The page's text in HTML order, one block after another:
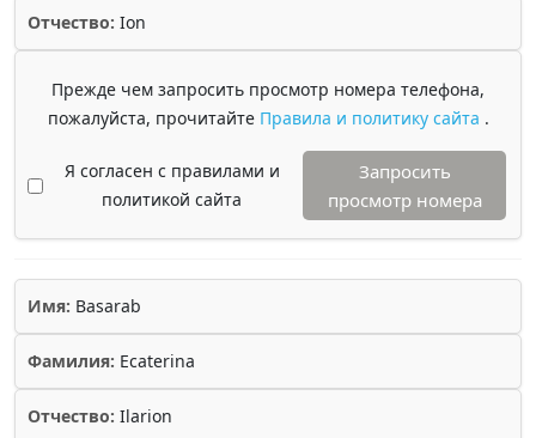
Отчество: Ion
Прежде чем запросить просмотр номера телефона,
пожалуйста, прочитайте Правила и политику сайта .
Я согласен с правилами и
политикой сайта
Запросить
просмотр номера
Имя: Basarab
Фамилия: Ecaterina
Отчество: Ilarion